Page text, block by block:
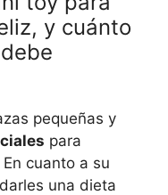
y cuánto
pequeñas y
para
cuanto a su
una dieta